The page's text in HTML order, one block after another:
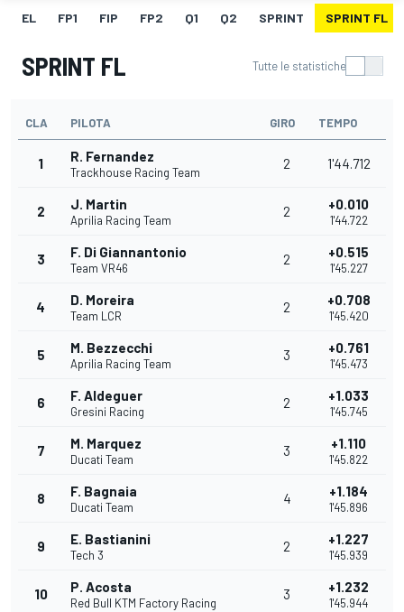
EL FP1 FIP FP2 Q1 Q2 SPRINT SPRINT FL
SPRINT FL Tutte le statistiche
CLA PILOTA GIRO TEMPO
1 R. Fernandez
Trackhouse Racing Team
2 1'44.712
2 J. Martin
Aprilia Racing Team
2 +0.010
1'44.722
3 F. Di Giannantonio
Team VR46
2 +0.515
1'45.227
4 D. Moreira
Team LCR
2 +0.708
1'45.420
5 M. Bezzecchi
Aprilia Racing Team
3 +0.761
1'45.473
6 F. Aldeguer
Gresini Racing
2 +1.033
1'45.745
7 M. Marquez
Ducati Team
3 +1.110
1'45.822
8 F. Bagnaia
Ducati Team
4 +1.184
1'45.896
9 E. Bastianini
Tech 3
2 +1.227
1'45.939
10 P. Acosta
Red Bull KTM Factory Racing
3 +1.232
1'45.944